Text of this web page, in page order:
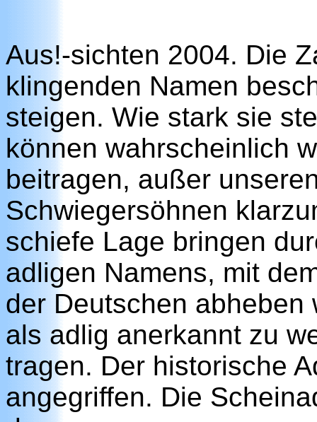
Aus!-sichten 2004. Die
klingenden Namen
steigen. Wie stark sie
können wahrscheinlich
beitragen, außer
Schwiegersöhnen
schiefe Lage bringen
adligen Namens, mit
der Deutschen
als adlig anerkannt zu
tragen. Der historische
angegriffen. Die